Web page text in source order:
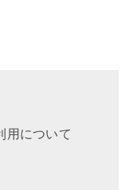
用について